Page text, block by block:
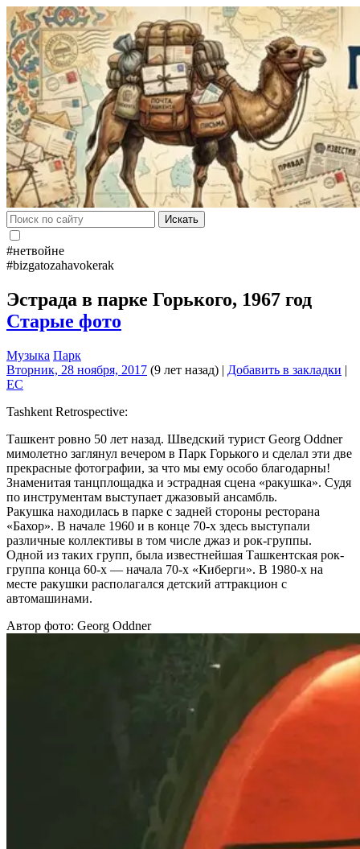
Искать
#нетвойне
#bizgatozahavokerak
Эстрада в парке Горького, 1967 год
Старые фото
Музыка Парк
Вторник, 28 ноября, 2017 (9 лет назад) | Добавить в закладки |
EC
Tashkent Retrospective:
Ташкент ровно 50 лет назад. Шведский турист Georg Oddner
мимолетно заглянул вечером в Парк Горького и сделал эти две
прекрасные фотографии, за что мы ему особо благодарны!
Знаменитая танцплощадка и эстрадная сцена «ракушка». Судя
по инструментам выступает джазовый ансамбль.
Ракушка находилась в парке с задней стороны ресторана
«Бахор». В начале 1960 и в конце 70-х здесь выступали
различные коллективы в том числе джаз и рок-группы.
Одной из таких групп, была известнейшая Ташкентская рок-
группа конца 60-х — начала 70-х «Киберги». В 1980-х на
месте ракушки располагался детский аттракцион с
автомашинами.
Автор фото: Georg Oddner